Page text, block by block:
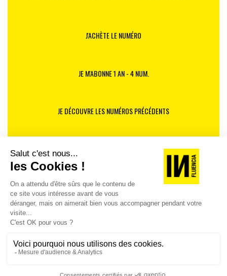
J'ACHÈTE LE NUMÉRO
JE M'ABONNE 1 AN - 4 NUM.
JE DÉCOUVRE LES NUMÉROS PRÉCÉDENTS